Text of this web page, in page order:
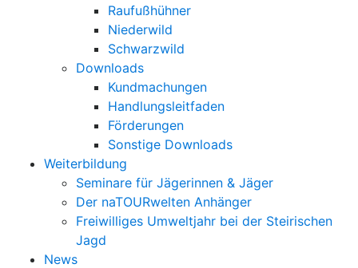
Raufußhühner
Niederwild
Schwarzwild
Downloads
Kundmachungen
Handlungsleitfaden
Förderungen
Sonstige Downloads
Weiterbildung
Seminare für Jägerinnen & Jäger
Der naTOURwelten Anhänger
Freiwilliges Umweltjahr bei der Steirischen
Jagd
News